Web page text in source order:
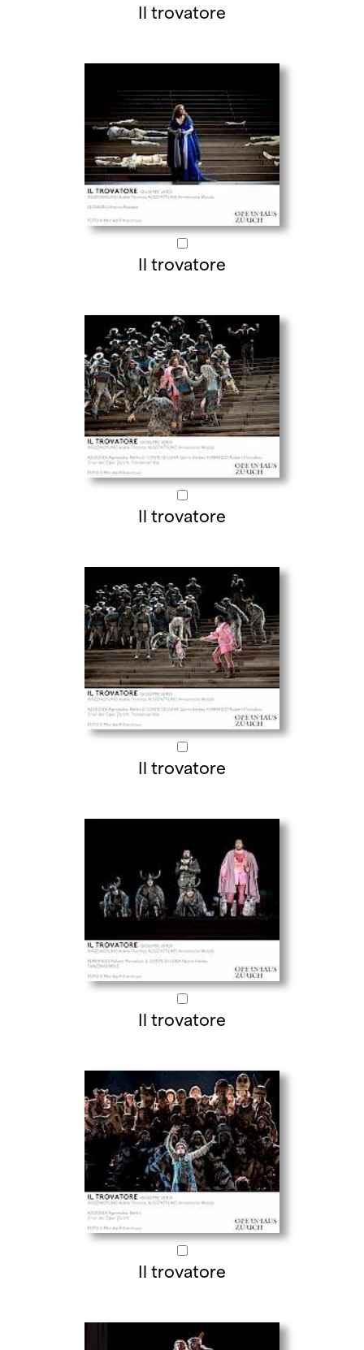
Il trovatore
Il trovatore
Il trovatore
Il trovatore
Il trovatore
Il trovatore